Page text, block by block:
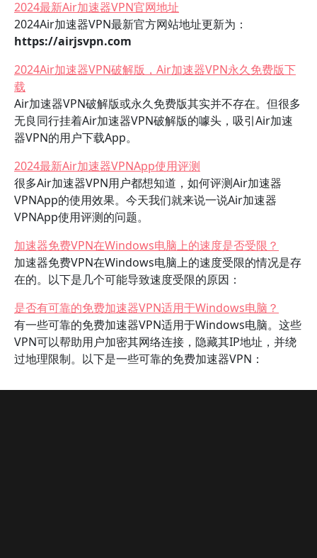
2024最新Air加速器VPN官网地址
2024Air加速器VPN最新官方网站地址更新为：
https://airjsvpn.com
2024Air加速器VPN破解版，Air加速器VPN永久免费版下
载
Air加速器VPN破解版或永久免费版其实并不存在。但很多
无良同行挂着Air加速器VPN破解版的噱头，吸引Air加速
器VPN的用户下载App。
2024最新Air加速器VPNApp使用评测
很多Air加速器VPN用户都想知道，如何评测Air加速器
VPNApp的使用效果。今天我们就来说一说Air加速器
VPNApp使用评测的问题。
加速器免费VPN在Windows电脑上的速度是否受限？
加速器免费VPN在Windows电脑上的速度受限的情况是存
在的。以下是几个可能导致速度受限的原因：
是否有可靠的免费加速器VPN适用于Windows电脑？
有一些可靠的免费加速器VPN适用于Windows电脑。这些
VPN可以帮助用户加密其网络连接，隐藏其IP地址，并绕
过地理限制。以下是一些可靠的免费加速器VPN：